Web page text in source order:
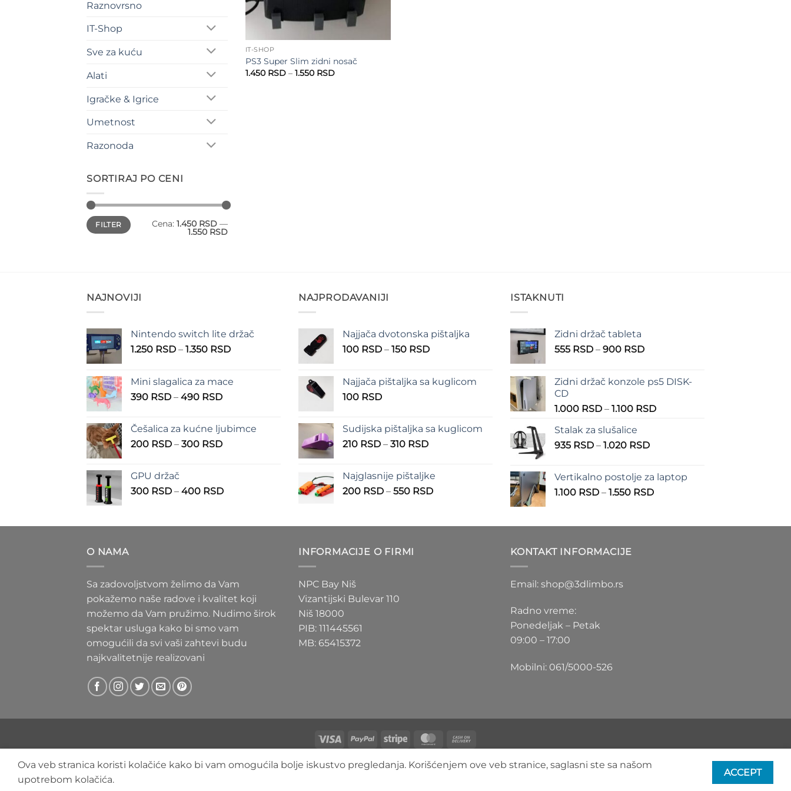
Raznovrsno
IT-Shop
Sve za kuću
Alati
Igračke & Igrice
Umetnost
Razonoda
SORTIRAJ PO CENI
Minimalna
cena
Maksimalna
cenaFILTER Cena: 1.450 RSD —
1.550 RSD
IT-SHOP
PS3 Super Slim zidni nosač
1.450 RSD – 1.550 RSDRaspon
NAJNOVIJI
Nintendo switch lite držač
1.250 RSD – 1.350 RSDRaspon
1.250 RSD
Mini slagalica za mace
390 RSD – 490 RSDRaspon
390 RSD
do
Češalica za kućne ljubimce
200 RSD – 300 RSDRaspon
do
GPU držač
300 RSD – 400 RSDRaspon
300 RSD
NAJPRODAVANIJI
Najjača dvotonska pištaljka
100 RSD – 150 RSDRaspon
100 RSD
Najjača pištaljka sa kuglicom
100 RSD
Sudijska pištaljka sa kuglicom
210 RSD – 310 RSDRaspon
210 RSD
do
Najglasnije pištaljke
200 RSD – 550 RSDRaspon
200 RSD
ISTAKNUTI
Zidni držač tableta
555 RSD – 900 RSDRaspon
555 RSD
900 RSD
Zidni držač konzole ps5 DISK-
CD
1.000 RSD – 1.100 RSDRaspon
Stalak za slušalice
935 RSD – 1.020 RSDRaspon
935 RSD
do
Vertikalno postolje za laptop
1.100 RSD – 1.550 RSDRaspon
1.100 RSD
O NAMA
Sa zadovoljstvom želimo da Vam
pokažemo naše radove i kvalitet koji
možemo da Vam pružimo. Nudimo širok
spektar usluga kako bi smo vam
omogućili da svi vaši zahtevi budu
najkvalitetnije realizovani
INFORMACIJE O FIRMI
NPC Bay Niš
Vizantijski Bulevar 110
Niš 18000
PIB: 111445561
MB: 65415372
KONTAKT INFORMACIJE
Email: shop@3dlimbo.rs
Radno vreme:
Ponedeljak – Petak
09:00 – 17:00
Mobilni: 061/5000-526
Visa PayPal Stripe MasterCard
On
Delivery
O NAMA BLOG FAQ KONTAKT
Ova veb stranica koristi kolačiće kako bi vam omogućila bolje iskustvo pregledanja. Korišćenjem ove veb stranice, saglasni ste sa našom
upotrebom kolačića.
ACCEPT